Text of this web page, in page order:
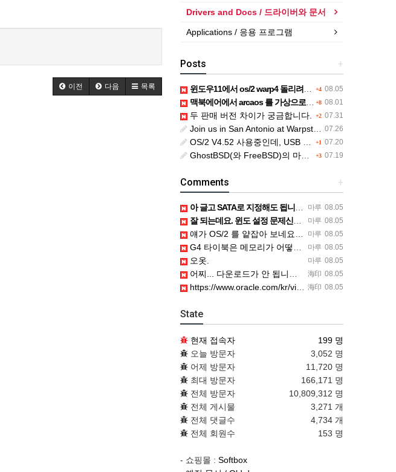
이전 다음 목록
Drivers and Docs / 드라이버와 문서
Applications / 응용 프로그램
+
Posts
+4 08.05
윈도우11에서 os/2 warp4 돌리려면....
+8 08.01
맥북에어에서 arcaos 를 가상으로 돌릴려면 어떻게 해야 하는 지요?
+2 07.31
두 판매 버전 차이가 궁금합니다.
07.26
Join us in San Antonio at Warpstock 2026
+1 07.20
OS/2 V4.52 사용중인데, USB drive 사용 가능한지요?
+3 07.19
GhostBSD(와 FreeBSD)의 마우스 문제
+
Comments
마루 08.05
아 글고 SATA로 지정해도 됩니다. 저 글 진짜 이상하네요. 옛날꺼 퍼와서 그런거 같은데요.
마루 08.05
잘 되는데요. 윈도 설정 문제신거 같은데. 크롬 브라우저나 파폭으로 해 보세요
마루 08.05
얘가 OS/2 를 얕잡아 보네요 ㅎㅎ
마루 08.05
G4 타이북은 메모리가 어떻게 되나요?
마루 08.05
오옷.
海印 08.05
어찌... 다운로드가 안 됩니다. https://www.oracle.com/kr/virtualization/…
海印 08.05
https://www.oracle.com/kr/virtualization/technologies/vm/dow…
State
현재 접속자
199 명
오늘 방문자
3,052 명
어제 방문자
11,720 명
최대 방문자
166,171 명
전체 방문자
10,809,312 명
전체 게시물
3,271 개
전체 댓글수
4,734 개
전체 회원수
153 명
- 쇼핑몰 : Softbox